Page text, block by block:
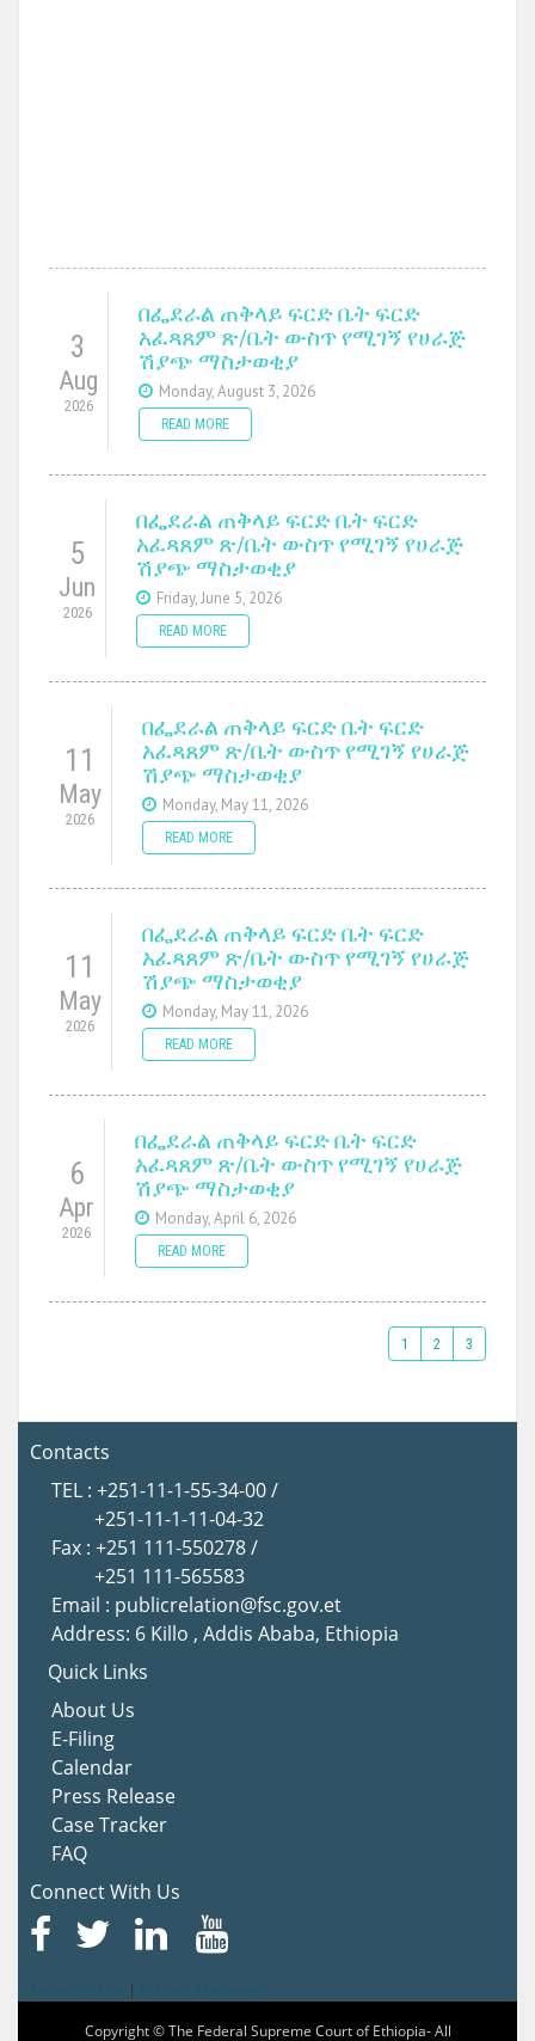
3
Aug
2026
በፌደራል ጠቅላይ ፍርድ ቤት ፍርድ
አፈጻጸም ጽ/ቤት ውስጥ የሚገኝ የሀራጅ
ሽያጭ ማስታወቂያ
Monday, August 3, 2026
READ MORE
5
Jun
2026
በፌደራል ጠቅላይ ፍርድ ቤት ፍርድ
አፈጻጸም ጽ/ቤት ውስጥ የሚገኝ የሀራጅ
ሽያጭ ማስታወቂያ
Friday, June 5, 2026
READ MORE
11
May
2026
በፌደራል ጠቅላይ ፍርድ ቤት ፍርድ
አፈጻጸም ጽ/ቤት ውስጥ የሚገኝ የሀራጅ
ሽያጭ ማስታወቂያ
Monday, May 11, 2026
READ MORE
11
May
2026
በፌደራል ጠቅላይ ፍርድ ቤት ፍርድ
አፈጻጸም ጽ/ቤት ውስጥ የሚገኝ የሀራጅ
ሽያጭ ማስታወቂያ
Monday, May 11, 2026
READ MORE
6
Apr
2026
በፌደራል ጠቅላይ ፍርድ ቤት ፍርድ
አፈጻጸም ጽ/ቤት ውስጥ የሚገኝ የሀራጅ
ሽያጭ ማስታወቂያ
Monday, April 6, 2026
READ MORE
1 2 3
Contacts
TEL : +251-11-1-55-34-00 /
+251-11-1-11-04-32
Fax : +251 111-550278 /
+251 111-565583
Email : publicrelation@fsc.gov.et
Address: 6 Killo , Addis Ababa, Ethiopia
Quick Links
About Us
E-Filing
Calendar
Press Release
Case Tracker
FAQ
Connect With Us
|
Copyright © The Federal Supreme Court of Ethiopia- All